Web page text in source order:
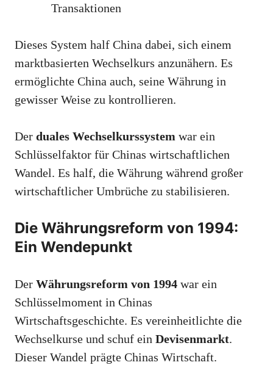
Transaktionen
Dieses System half China dabei, sich einem
marktbasierten Wechselkurs anzunähern. Es
ermöglichte China auch, seine Währung in
gewisser Weise zu kontrollieren.
Der duales Wechselkurssystem war ein
Schlüsselfaktor für Chinas wirtschaftlichen
Wandel. Es half, die Währung während großer
wirtschaftlicher Umbrüche zu stabilisieren.
Die Währungsreform von 1994:
Ein Wendepunkt
Der Währungsreform von 1994 war ein
Schlüsselmoment in Chinas
Wirtschaftsgeschichte. Es vereinheitlichte die
Wechselkurse und schuf ein Devisenmarkt.
Dieser Wandel prägte Chinas Wirtschaft.